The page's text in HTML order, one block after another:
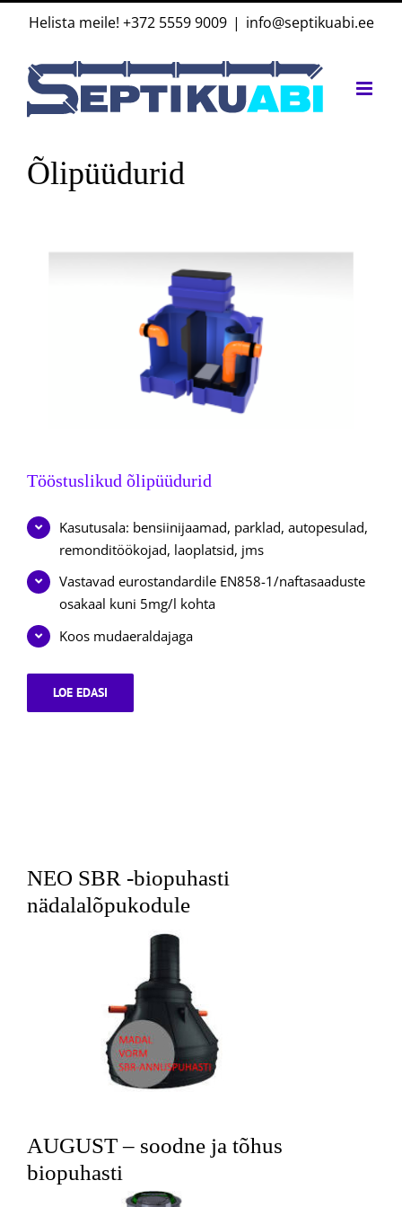
Helista meile! +372 5559 9009 | info@septikuabi.ee
Õlipüüdurid
Tööstuslikud õlipüüdurid
Kasutusala: bensiinijaamad, parklad, autopesulad,
remonditöökojad, laoplatsid, jms
Vastavad eurostandardile EN858-1/naftasaaduste
osakaal kuni 5mg/l kohta
Koos mudaeraldajaga
LOE EDASITÖÖSTUSLIKUD
ÕLIPÜÜDURID
NEO SBR -biopuhasti
nädalalõpukodule
AUGUST – soodne ja tõhus
biopuhasti